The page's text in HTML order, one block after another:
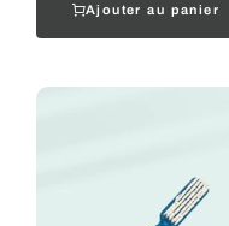
Ajouter au panier